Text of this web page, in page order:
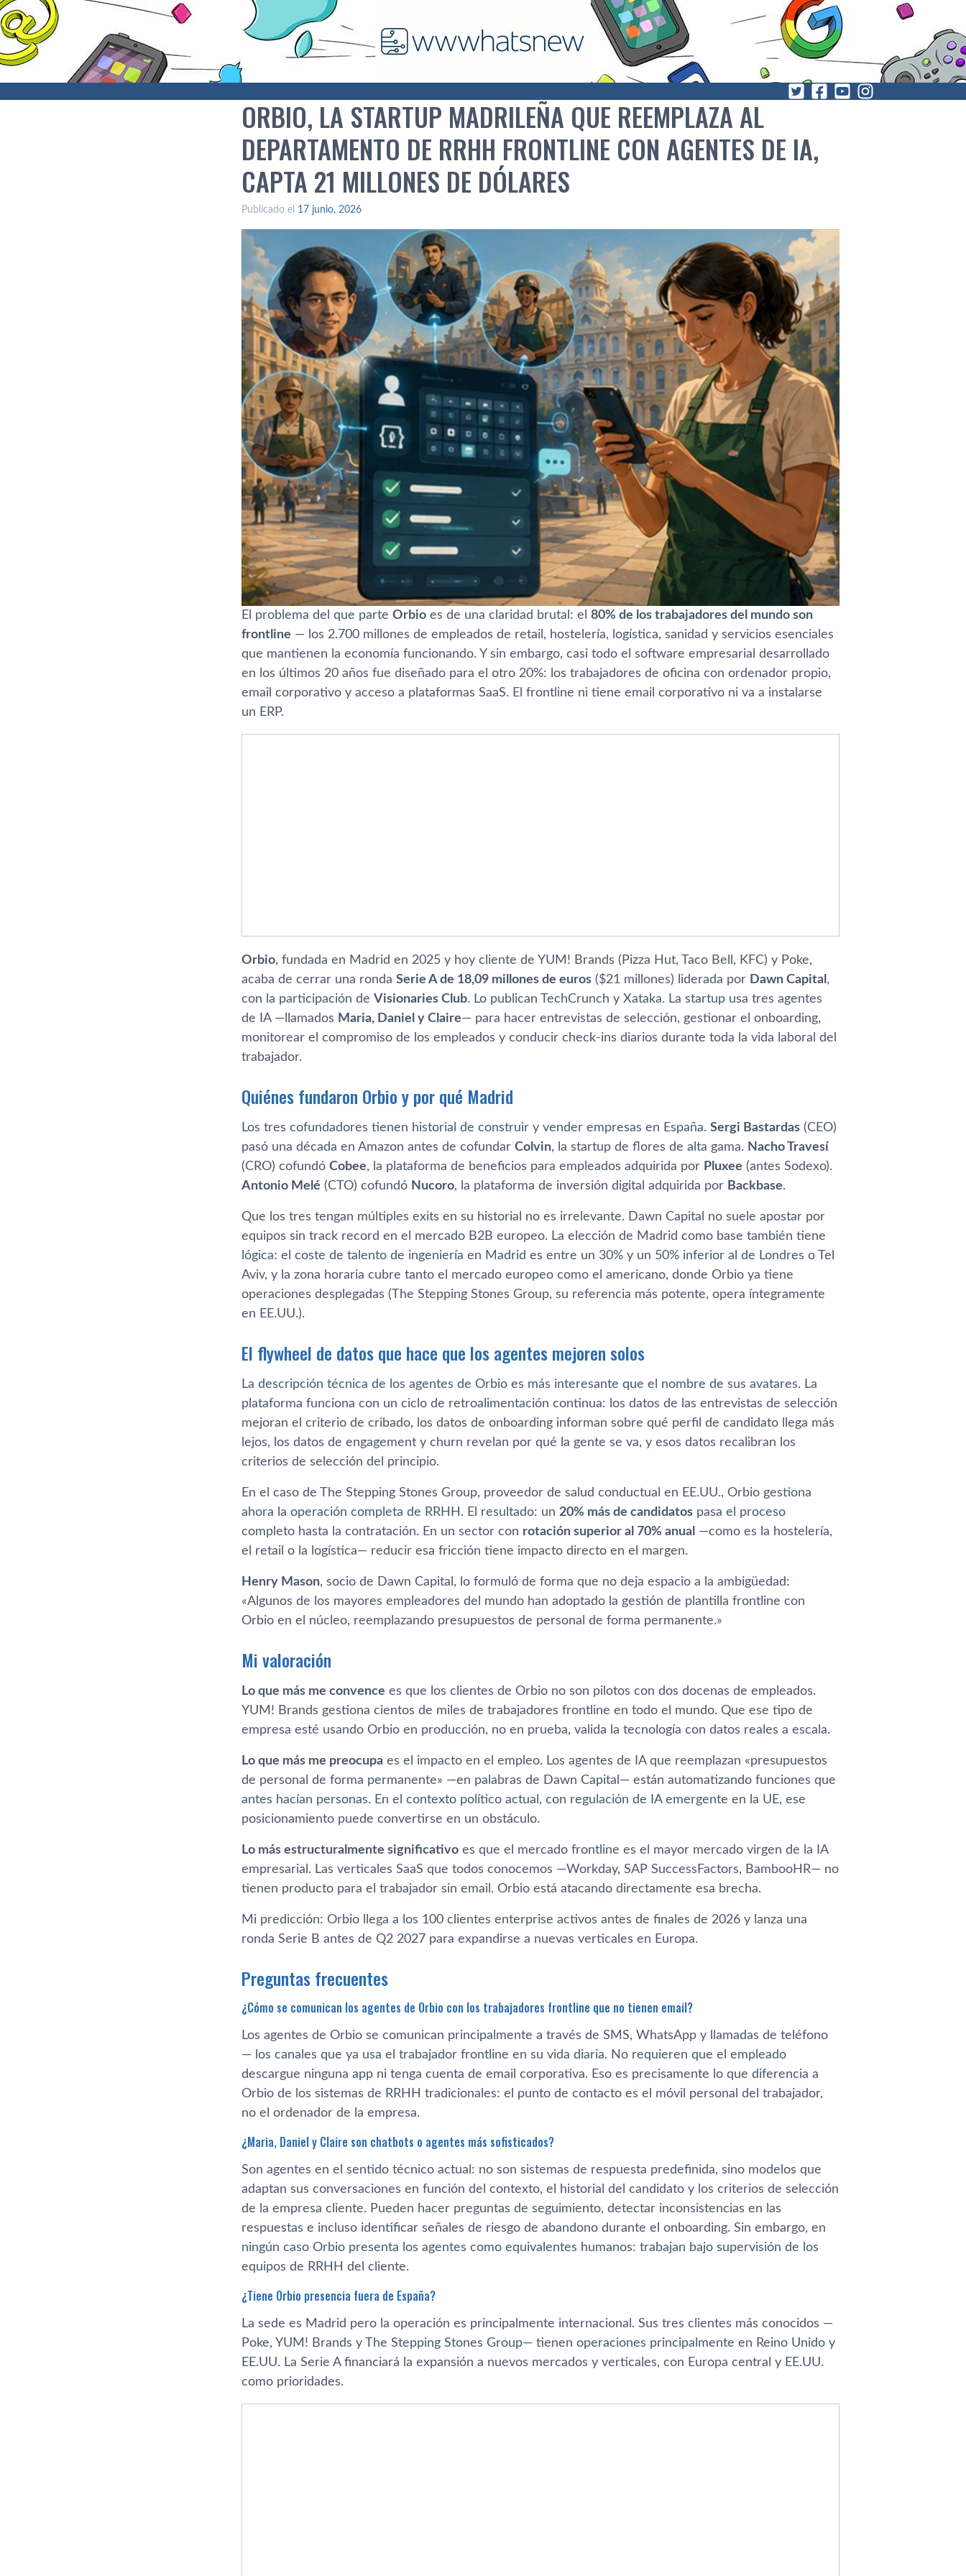
ORBIO, LA STARTUP MADRILEÑA QUE REEMPLAZA AL
DEPARTAMENTO DE RRHH FRONTLINE CON AGENTES DE IA,
CAPTA 21 MILLONES DE DÓLARES
Publicado el 17 junio, 2026
El problema del que parte Orbio es de una claridad brutal: el 80% de los trabajadores del mundo son
frontline — los 2.700 millones de empleados de retail, hostelería, logística, sanidad y servicios esenciales
que mantienen la economía funcionando. Y sin embargo, casi todo el software empresarial desarrollado
en los últimos 20 años fue diseñado para el otro 20%: los trabajadores de oficina con ordenador propio,
email corporativo y acceso a plataformas SaaS. El frontline ni tiene email corporativo ni va a instalarse
un ERP.
Orbio, fundada en Madrid en 2025 y hoy cliente de YUM! Brands (Pizza Hut, Taco Bell, KFC) y Poke,
acaba de cerrar una ronda Serie A de 18,09 millones de euros ($21 millones) liderada por Dawn Capital ,
con la participación de Visionaries Club. Lo publican TechCrunch y Xataka. La startup usa tres agentes
de IA —llamados Maria, Daniel y Claire— para hacer entrevistas de selección, gestionar el onboarding,
monitorear el compromiso de los empleados y conducir check-ins diarios durante toda la vida laboral del
trabajador.
Quiénes fundaron Orbio y por qué Madrid
Los tres cofundadores tienen historial de construir y vender empresas en España. Sergi Bastardas (CEO)
pasó una década en Amazon antes de cofundar Colvin, la startup de flores de alta gama. Nacho Travesí
(CRO) cofundó Cobee, la plataforma de beneficios para empleados adquirida por Pluxee (antes Sodexo).
Antonio Melé (CTO) cofundó Nucoro, la plataforma de inversión digital adquirida por Backbase.
Que los tres tengan múltiples exits en su historial no es irrelevante. Dawn Capital no suele apostar por
equipos sin track record en el mercado B2B europeo. La elección de Madrid como base también tiene
lógica: el coste de talento de ingeniería en Madrid es entre un 30% y un 50% inferior al de Londres o Tel
Aviv, y la zona horaria cubre tanto el mercado europeo como el americano, donde Orbio ya tiene
operaciones desplegadas (The Stepping Stones Group, su referencia más potente, opera íntegramente
en EE.UU.).
El flywheel de datos que hace que los agentes mejoren solos
La descripción técnica de los agentes de Orbio es más interesante que el nombre de sus avatares. La
plataforma funciona con un ciclo de retroalimentación continua: los datos de las entrevistas de selección
mejoran el criterio de cribado, los datos de onboarding informan sobre qué perfil de candidato llega más
lejos, los datos de engagement y churn revelan por qué la gente se va, y esos datos recalibran los
criterios de selección del principio.
En el caso de The Stepping Stones Group, proveedor de salud conductual en EE.UU., Orbio gestiona
ahora la operación completa de RRHH. El resultado: un 20% más de candidatos pasa el proceso
completo hasta la contratación. En un sector con rotación superior al 70% anual —como es la hostelería,
el retail o la logística— reducir esa fricción tiene impacto directo en el margen.
Henry Mason, socio de Dawn Capital, lo formuló de forma que no deja espacio a la ambigüedad:
«Algunos de los mayores empleadores del mundo han adoptado la gestión de plantilla frontline con
Orbio en el núcleo, reemplazando presupuestos de personal de forma permanente.»
Mi valoración
Lo que más me convence es que los clientes de Orbio no son pilotos con dos docenas de empleados.
YUM! Brands gestiona cientos de miles de trabajadores frontline en todo el mundo. Que ese tipo de
empresa esté usando Orbio en producción, no en prueba, valida la tecnología con datos reales a escala.
Lo que más me preocupa es el impacto en el empleo. Los agentes de IA que reemplazan «presupuestos
de personal de forma permanente» —en palabras de Dawn Capital— están automatizando funciones que
antes hacían personas. En el contexto político actual, con regulación de IA emergente en la UE, ese
posicionamiento puede convertirse en un obstáculo.
Lo más estructuralmente significativo es que el mercado frontline es el mayor mercado virgen de la IA
empresarial. Las verticales SaaS que todos conocemos —Workday, SAP SuccessFactors, BambooHR— no
tienen producto para el trabajador sin email. Orbio está atacando directamente esa brecha.
Mi predicción: Orbio llega a los 100 clientes enterprise activos antes de finales de 2026 y lanza una
ronda Serie B antes de Q2 2027 para expandirse a nuevas verticales en Europa.
Preguntas frecuentes
¿Cómo se comunican los agentes de Orbio con los trabajadores frontline que no tienen email?
Los agentes de Orbio se comunican principalmente a través de SMS, WhatsApp y llamadas de teléfono
— los canales que ya usa el trabajador frontline en su vida diaria. No requieren que el empleado
descargue ninguna app ni tenga cuenta de email corporativa. Eso es precisamente lo que diferencia a
Orbio de los sistemas de RRHH tradicionales: el punto de contacto es el móvil personal del trabajador,
no el ordenador de la empresa.
¿Maria, Daniel y Claire son chatbots o agentes más sofisticados?
Son agentes en el sentido técnico actual: no son sistemas de respuesta predefinida, sino modelos que
adaptan sus conversaciones en función del contexto, el historial del candidato y los criterios de selección
de la empresa cliente. Pueden hacer preguntas de seguimiento, detectar inconsistencias en las
respuestas e incluso identificar señales de riesgo de abandono durante el onboarding. Sin embargo, en
ningún caso Orbio presenta los agentes como equivalentes humanos: trabajan bajo supervisión de los
equipos de RRHH del cliente.
¿Tiene Orbio presencia fuera de España?
La sede es Madrid pero la operación es principalmente internacional. Sus tres clientes más conocidos —
Poke, YUM! Brands y The Stepping Stones Group— tienen operaciones principalmente en Reino Unido y
EE.UU. La Serie A financiará la expansión a nuevos mercados y verticales, con Europa central y EE.UU.
como prioridades.